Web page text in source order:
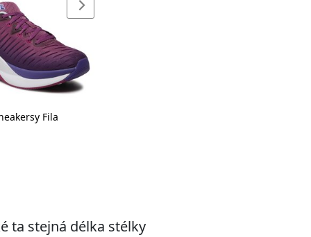
Fila
ta stejná délka stélky